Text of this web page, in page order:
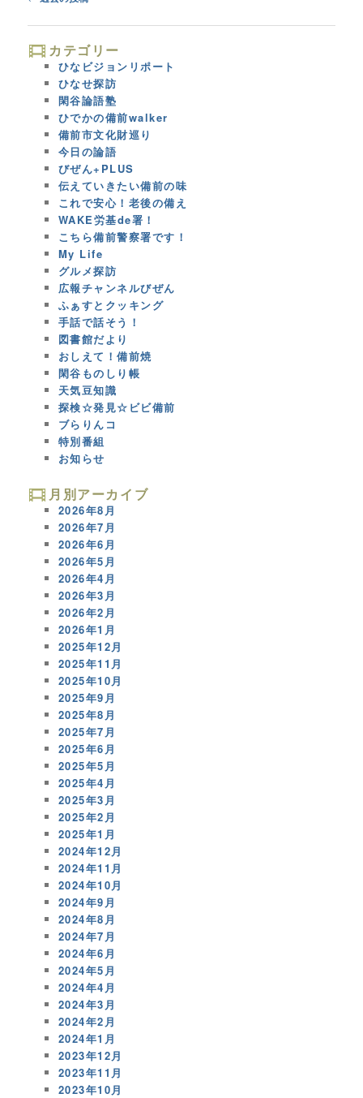
カテゴリー
ひなビジョンリポート
ひなせ探訪
閑谷論語塾
ひでかの備前walker
備前市文化財巡り
今日の論語
びぜん+PLUS
伝えていきたい備前の味
これで安心！老後の備え
WAKE労基de署！
こちら備前警察署です！
My Life
グルメ探訪
広報チャンネルびぜん
ふぁすとクッキング
手話で話そう！
図書館だより
おしえて！備前焼
閑谷ものしり帳
天気豆知識
探検☆発見☆ビビ備前
ブらりんコ
特別番組
お知らせ
月別アーカイブ
2026年8月
2026年7月
2026年6月
2026年5月
2026年4月
2026年3月
2026年2月
2026年1月
2025年12月
2025年11月
2025年10月
2025年9月
2025年8月
2025年7月
2025年6月
2025年5月
2025年4月
2025年3月
2025年2月
2025年1月
2024年12月
2024年11月
2024年10月
2024年9月
2024年8月
2024年7月
2024年6月
2024年5月
2024年4月
2024年3月
2024年2月
2024年1月
2023年12月
2023年11月
2023年10月